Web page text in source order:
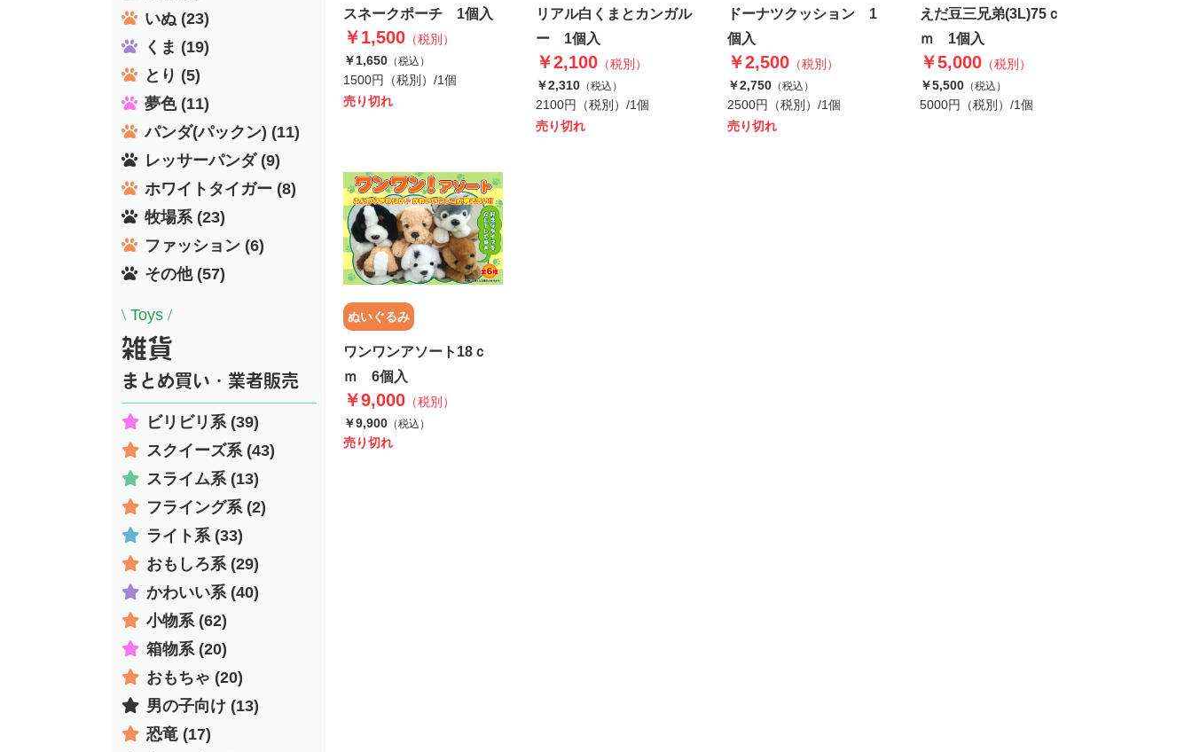
いぬ (23)
くま (19)
とり (5)
夢色 (11)
パンダ(パックン) (11)
レッサーパンダ (9)
ホワイトタイガー (8)
牧場系 (23)
ファッション (6)
その他 (57)
\ Toys /
雑貨
まとめ買い・業者販売
ビリビリ系 (39)
スクイーズ系 (43)
スライム系 (13)
フライング系 (2)
ライト系 (33)
おもしろ系 (29)
かわいい系 (40)
小物系 (62)
箱物系 (20)
おもちゃ (20)
男の子向け (13)
恐竜 (17)
スネークポーチ 1個入
￥1,500 （税別）
￥1,650 （税込）
1500円（税別）/1個
売り切れ
リアル白くまとカンガル
ー 1個入
￥2,100（税別）
￥2,310（税込）
2100円（税別）/1個
売り切れ
ドーナツクッション 1
個入
￥2,500 （税別）
￥2,750 （税込）
2500円（税別）/1個
売り切れ
えだ豆三兄弟(3L)75ｃ
ｍ 1個入
￥5,000（税別）
￥5,500（税込）
5000円（税別）/1個
ぬいぐるみ
ワンワンアソート18ｃ
ｍ 6個入
￥9,000 （税別）
￥9,900 （税込）
売り切れ